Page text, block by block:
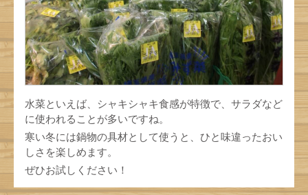
水菜といえば、シャキシャキ食感が特徴で、サラダなど
に使われることが多いですね。
寒い冬には鍋物の具材として使うと、ひと味違ったおい
しさを楽しめます。
ぜひお試しください！